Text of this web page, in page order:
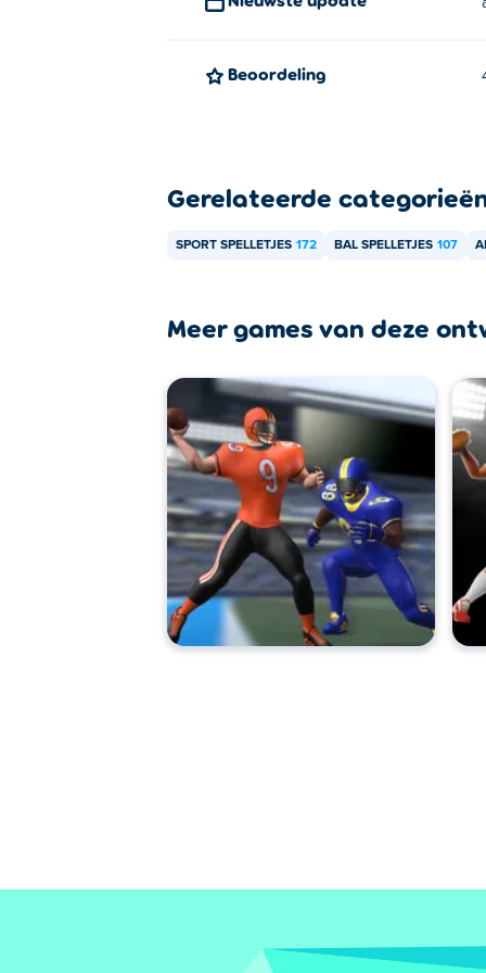
4th and Goal 2026 kan worden
Beoordeling
Gerelateerde
SPORT SPELLETJES 172 BAL SPELLETJES 107
Meer games van deze